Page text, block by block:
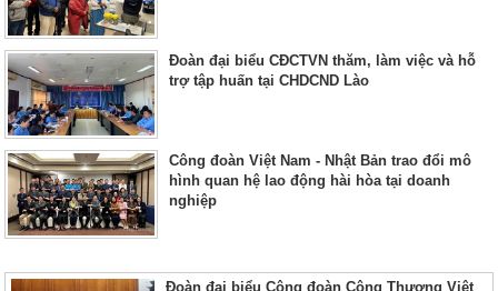
Đoàn đại biểu CĐCTVN thăm, làm việc và hỗ
trợ tập huấn tại CHDCND Lào
Công đoàn Việt Nam - Nhật Bản trao đổi mô
hình quan hệ lao động hài hòa tại doanh
nghiệp
Đoàn đại biểu Công đoàn Công Thương Việt